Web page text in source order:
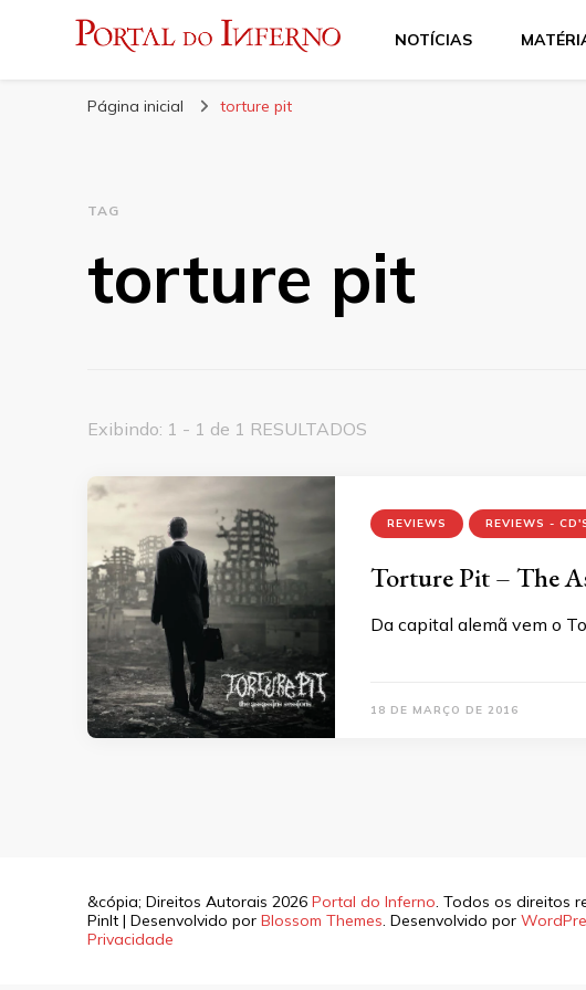
Portal do Inferno
NOTÍCIAS
Página inicial torture pit
TAG
torture pit
Exibindo: 1 - 1 de 1 RESULTADOS
REVIEWS REVIEWS -
Torture Pit – The
Da capital alemã vem o
18 DE MARÇO DE 2016
&cópia; Direitos Autorais 2026 Portal do Inferno. Todos os direitos
PinIt | Desenvolvido por Blossom Themes. Desenvolvido por
Privacidade